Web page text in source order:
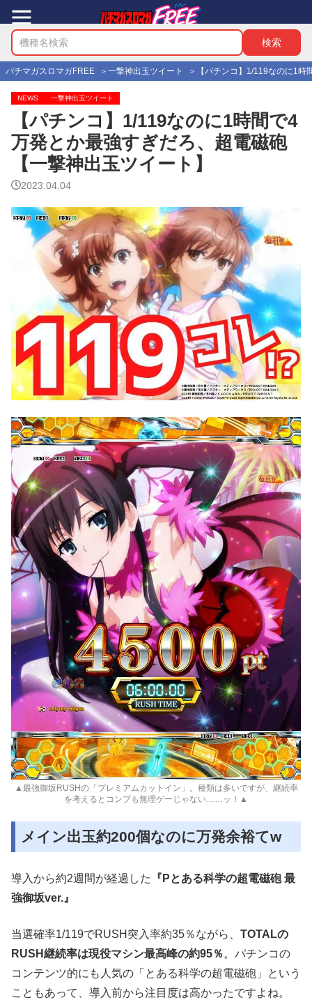
パチマガスロマガFREE 一撃神出玉ツイート 【パチンコ】1/119なのに1
NEWS 一撃神出玉ツイート
【パチンコ】1/119なのに1時間で4
万発とか最強すぎだろ、超電磁砲
【一撃神出玉ツイート】
2023.04.04
▲最強御坂RUSHの「プレミアムカットイン」。種類は多いですが、継続率
を考えるとコンプも無理ゲーじゃない……ッ！▲
メイン出玉約200個なのに万発余裕てw
導入から約2週間が経過した
『Pとある科学の超電磁砲 最
強御坂ver.』
当選確率1/119でRUSH突入率約35％ながら、 TOTALの
RUSH継続率は現役マシン最高峰の約95％ 。パチンコの
コンテンツ的にも人気の「とある科学の超電磁砲」という
こともあって、導入前から注目度は高かったですよね。